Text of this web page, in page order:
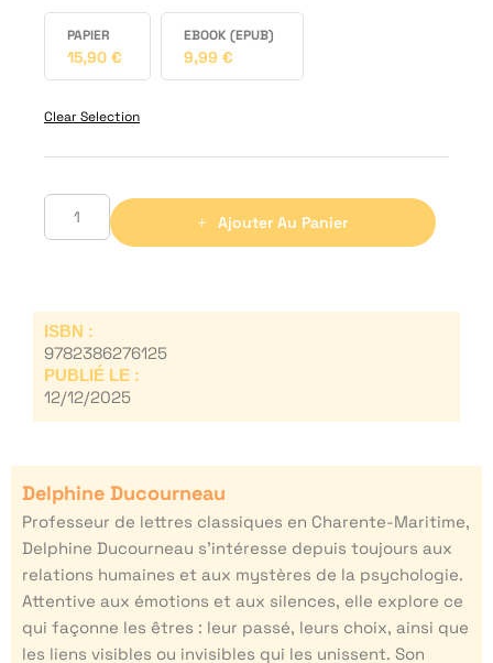
PAPIER
15,90 €
EBOOK (EPUB)
9,99 €
Clear Selection
Ajouter Au Panier
ISBN :
9782386276125
PUBLIÉ LE :
12/12/2025
Delphine Ducourneau
Professeur de lettres classiques en Charente-Maritime,
Delphine Ducourneau s’intéresse depuis toujours aux
relations humaines et aux mystères de la psychologie.
Attentive aux émotions et aux silences, elle explore ce
qui façonne les êtres : leur passé, leurs choix, ainsi que
les liens visibles ou invisibles qui les unissent. Son